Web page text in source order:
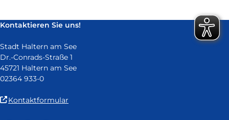
Kontaktieren Sie uns!
Stadt Haltern am See
Dr.-Conrads-Straße 1
45721 Haltern am See
02364 933-0
Kontaktformular